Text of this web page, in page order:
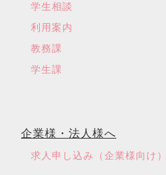
学生相談
利用案内
教務課
学生課
企業様・法人様へ
求人申し込み（企業様向け）